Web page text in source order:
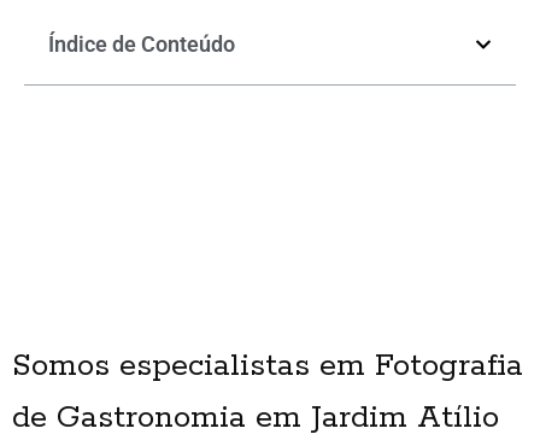
Índice de Conteúdo
Somos especialistas em Fotografia
de Gastronomia em Jardim Atílio